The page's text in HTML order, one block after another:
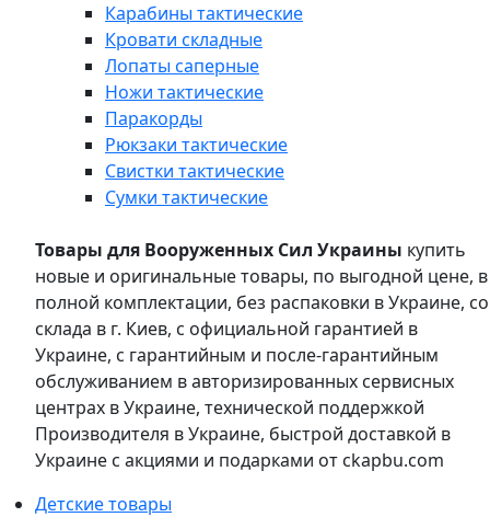
Карабины тактические
Кровати складные
Лопаты саперные
Ножи тактические
Паракорды
Рюкзаки тактические
Свистки тактические
Сумки тактические
Товары для Вооруженных Сил Украины купить
новые и оригинальные товары, по выгодной цене, в
полной комплектации, без распаковки в Украине, со
склада в г. Киев, с официальной гарантией в
Украине, с гарантийным и после-гарантийным
обслуживанием в авторизированных сервисных
центрах в Украине, технической поддержкой
Производителя в Украине, быстрой доставкой в
Украине с акциями и подарками от ckapbu.com
Детские товары